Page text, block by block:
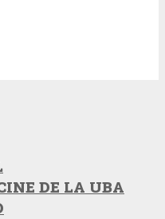
DE LA UBA